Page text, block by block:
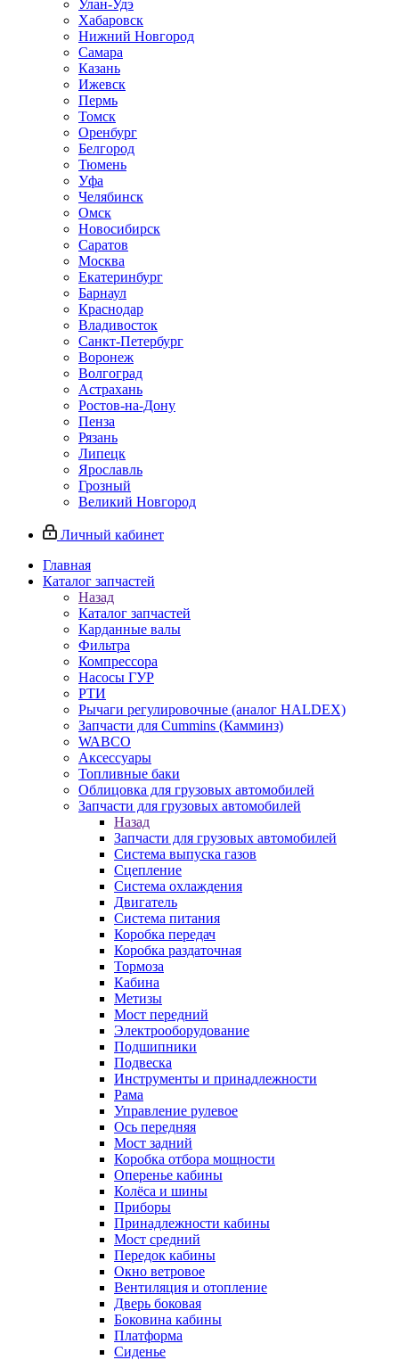
Улан-Удэ
Хабаровск
Нижний Новгород
Самара
Казань
Ижевск
Пермь
Томск
Оренбург
Белгород
Тюмень
Уфа
Челябинск
Омск
Новосибирск
Саратов
Москва
Екатеринбург
Барнаул
Краснодар
Владивосток
Санкт-Петербург
Воронеж
Волгоград
Астрахань
Ростов-на-Дону
Пенза
Рязань
Липецк
Ярославль
Грозный
Великий Новгород
Личный кабинет
Главная
Каталог запчастей
Назад
Каталог запчастей
Карданные валы
Фильтра
Компрессора
Насосы ГУР
РТИ
Рычаги регулировочные (аналог HALDEX)
Запчасти для Cummins (Камминз)
WABCO
Аксессуары
Топливные баки
Облицовка для грузовых автомобилей
Запчасти для грузовых автомобилей
Назад
Запчасти для грузовых автомобилей
Система выпуска газов
Сцепление
Система охлаждения
Двигатель
Система питания
Коробка передач
Коробка раздаточная
Тормоза
Кабина
Метизы
Мост передний
Электрооборудование
Подшипники
Подвеска
Инструменты и принадлежности
Рама
Управление рулевое
Ось передняя
Мост задний
Коробка отбора мощности
Оперенье кабины
Колёса и шины
Приборы
Принадлежности кабины
Мост средний
Передок кабины
Окно ветровое
Вентиляция и отопление
Дверь боковая
Боковина кабины
Платформа
Сиденье